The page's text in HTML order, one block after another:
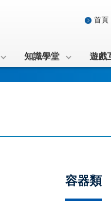
首頁
知識學堂 遊戲
容器類